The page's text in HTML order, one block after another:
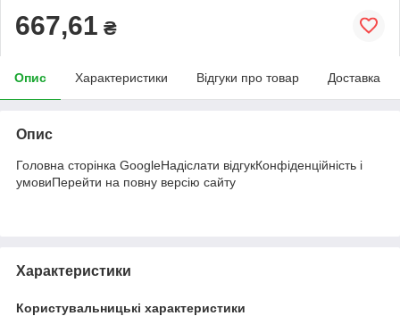
667,61 ₴
Опис Характеристики Відгуки про товар Доставка
Опис
Головна сторінка GoogleНадіслати відгукКонфіденційність і
умовиПерейти на повну версію сайту
Характеристики
Користувальницькі характеристики